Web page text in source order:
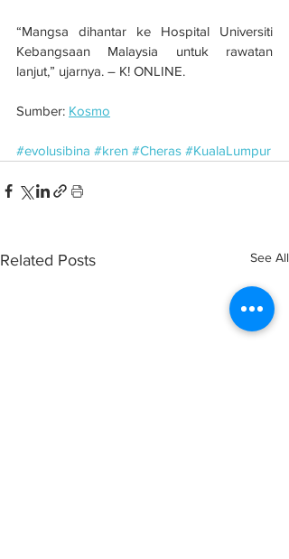
“Mangsa dihantar ke Hospital Universiti
Kebangsaan Malaysia untuk rawatan
lanjut,” ujarnya. – K! ONLINE.
Sumber: Kosmo
#evolusibina #kren #Cheras #KualaLumpur
Related Posts See All